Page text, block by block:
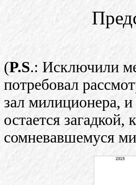
(P.S.: Исключили
потребовал
зал милиционера,
остается
сомневавшемуся